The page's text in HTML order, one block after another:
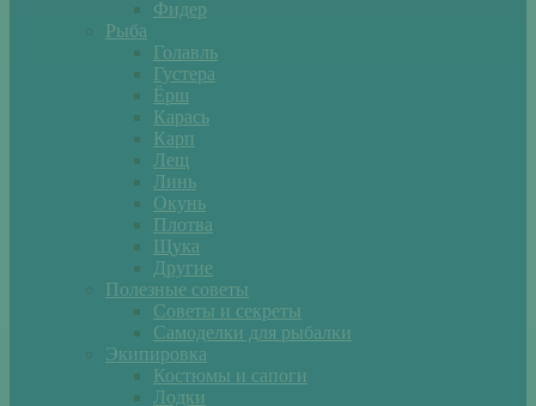
Фидер
Рыба
Голавль
Густера
Ёрш
Карась
Карп
Лещ
Линь
Окунь
Плотва
Щука
Другие
Полезные советы
Советы и секреты
Самоделки для рыбалки
Экипировка
Костюмы и сапоги
Лодки